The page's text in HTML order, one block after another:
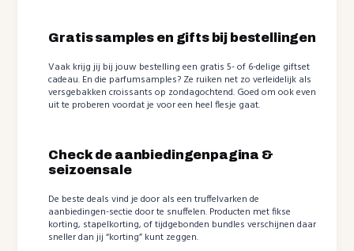
Gratis samples en gifts bij bestellingen
Vaak krijg jij bij jouw bestelling een gratis 5- of 6-delige giftset
cadeau. En die parfumsamples? Ze ruiken net zo verleidelijk als
versgebakken croissants op zondagochtend. Goed om ook even
uit te proberen voordat je voor een heel flesje gaat.
Check de aanbiedingenpagina &
seizoensale
De beste deals vind je door als een truffelvarken de
aanbiedingen-sectie door te snuffelen. Producten met fikse
korting, stapelkorting, of tijdgebonden bundles verschijnen daar
sneller dan jij “korting” kunt zeggen.